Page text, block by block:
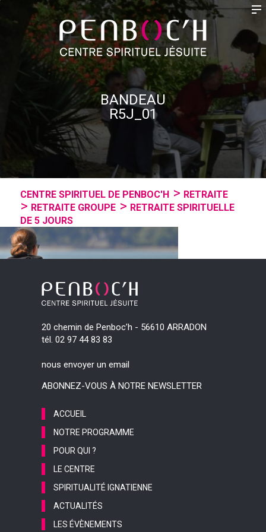
BANDEAU
R5J_01
CENTRE SPIRITUEL DE PENBOC'H
RETRAITE
RETRAITE GROUPE
RETRAITE SPIRITUELLE
DE 5 JOURS
20 chemin de Penboc’h - 56610 ARRADON
tél. 02 97 44 83 83
nous envoyer un email
ABONNEZ-VOUS À NOTRE NEWSLETTER
ACCUEIL
NOTRE PROGRAMME
POUR QUI ?
LE CENTRE
SPIRITUALITÉ IGNATIENNE
ACTUALITÉS
LES ÉVÈNEMENTS